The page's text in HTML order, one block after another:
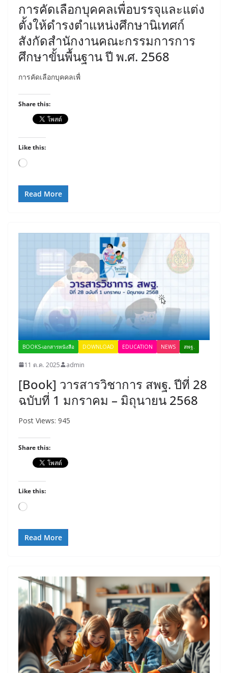
การคัดเลือกบุคคลเพื่อบรรจุและแต่ง
ตั้งให้ดำรงตำแหน่งศึกษานิเทศก์
สังกัดสำนักงานคณะกรรมการการ
ศึกษาขั้นพื้นฐาน ปี พ.ศ. 2568
การคัดเลือกบุคคลเพื่
Share this:
Like this:
Loading…
Read More
BOOKS-เอกสารหนังสือ DOWNLOAD EDUCATION NEWS สพฐ.
11 ต.ค. 2025 admin
[Book] วารสารวิชาการ สพฐ. ปีที่ 28
ฉบับที่ 1 มกราคม – มิถุนายน 2568
Post Views: 945
Share this:
Like this:
Loading…
Read More